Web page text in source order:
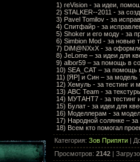
1) reVision - за идеи,
2) STALKER--2011 - за
3) Pavel Tomilov - за
4) Спитфайр - за
5) Shoker и его моду - за
6) Simbion Mod - за новые
7) DiM@NXxX - за
8) JeLome – за идеи для
9) albor59 – за помощь в
10) SEA_CAT – за помощь
11) [ЯР] и Син – за
12) Хемуль - за тестинг и
13) ABC Team - за
14) МУТАНТ7 - за тестинг
15) Булат - за идеи для
16) Моделлерам - за
17) Народной солянке – за
18) Всем кто помогал
Категория: Зов Припяти |
Просмотров: 2142 |